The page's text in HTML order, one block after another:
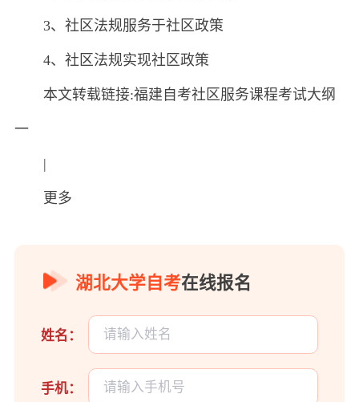
3、社区法规服务于社区政策
4、社区法规实现社区政策
本文转载链接:福建自考社区服务课程考试大纲
一
|
更多
湖北大学自考在线报名
姓名：
手机：